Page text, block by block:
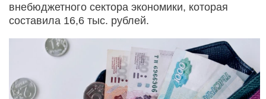
внебюджетного сектора экономики, которая
составила 16,6 тыс. рублей.